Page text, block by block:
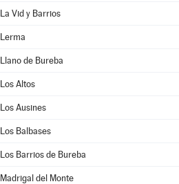
La Vid y Barrios
Lerma
Llano de Bureba
Los Altos
Los Ausines
Los Balbases
Los Barrios de Bureba
Madrigal del Monte